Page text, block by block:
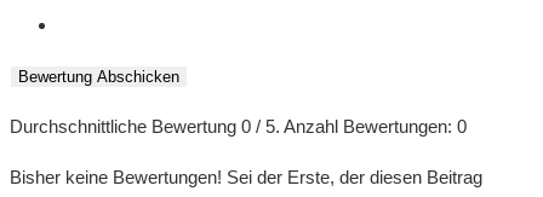
Bewertung Abschicken
Durchschnittliche Bewertung 0 / 5. Anzahl Bewertungen: 0
Bisher keine Bewertungen! Sei der Erste, der diesen Beitrag